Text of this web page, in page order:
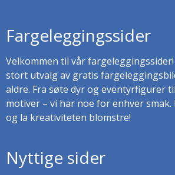
Fargeleggingssider
Velkommen til vår
stort utvalg av gratis
aldre. Fra søte dyr og eventyrfigurer
motiver – vi har noe for enhver
og la kreativiteten blomstre!
Nyttige sider